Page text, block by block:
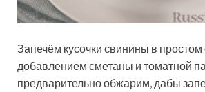
Запечём кусочки свинины в
добавлением сметаны и томатной
предварительно обжарим, дабы